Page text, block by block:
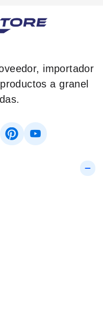
importador
a granel